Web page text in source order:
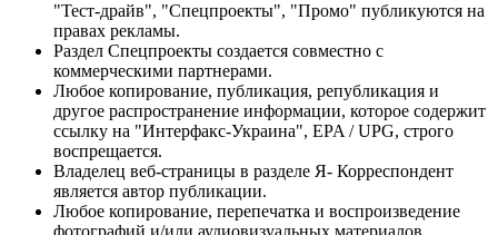
"Тест-драйв", "Спецпроекты", "Промо" публикуются на
правах рекламы.
Раздел Спецпроекты создается совместно с
коммерческими партнерами.
Любое копирование, публикация, републикация и
другое распространение информации, которое содержит
ссылку на "Интерфакс-Украина", EPA / UPG, строго
воспрещается.
Владелец веб-страницы в разделе Я- Корреспондент
является автор публикации.
Любое копирование, перепечатка и воспроизведение
фотографий и/или аудиовизуальных материалов,